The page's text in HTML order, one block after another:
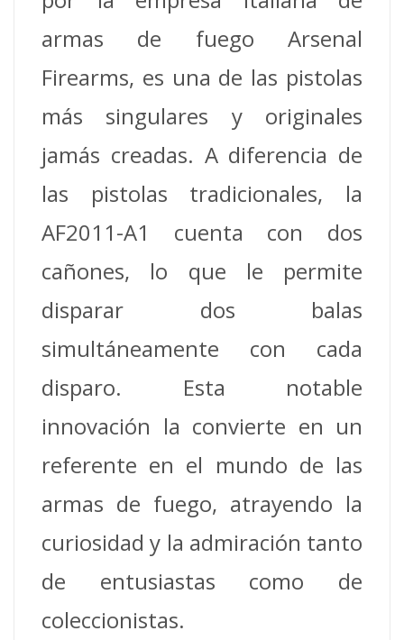
armas de fuego Arsenal
Firearms, es una de las pistolas
más singulares y originales
jamás creadas. A diferencia de
las pistolas tradicionales, la
AF2011-A1 cuenta con dos
cañones, lo que le permite
disparar dos balas
simultáneamente con cada
disparo. Esta notable
innovación la convierte en un
referente en el mundo de las
armas de fuego, atrayendo la
curiosidad y la admiración tanto
de entusiastas como de
coleccionistas.